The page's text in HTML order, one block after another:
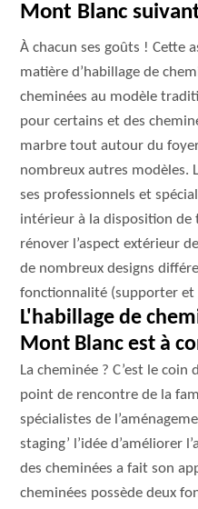
Mont Blanc
À chacun ses goûts ! Cette
matière d’habillage de
cheminées au modèle
pour certains et des
marbre tout autour du
nombreux autres modèles.
ses professionnels et
intérieur à la disposition
rénover l’aspect extérieur
de nombreux designs
fonctionnalité (supporter et
L'habillage de
Mont Blanc est à
La cheminée ? C’est le coin
point de rencontre de la
spécialistes de
staging’ l’idée d’améliorer
des cheminées a fait son
cheminées possède deux